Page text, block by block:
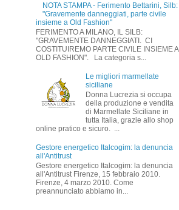
NOTA STAMPA - Ferimento Bettarini, Silb:
"Gravemente danneggiati, parte civile
insieme a Old Fashion"
FERIMENTO A MILANO, IL SILB:
"GRAVEMENTE DANNEGGIATI. CI
COSTITUIREMO PARTE CIVILE INSIEME A
OLD FASHION". La categoria s...
Le migliori marmellate
siciliane
Donna Lucrezia si occupa
della produzione e vendita
di Marmellate Siciliane in
tutta Italia, grazie allo shop
online pratico e sicuro. ...
Gestore energetico Italcogim: la denuncia
all'Antitrust
Gestore energetico Italcogim: la denuncia
all'Antitrust Firenze, 15 febbraio 2010.
Firenze, 4 marzo 2010. Come
preannunciato abbiamo in...